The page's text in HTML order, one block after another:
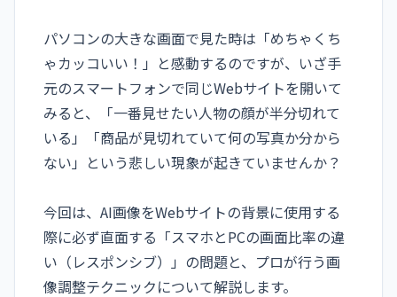
パソコンの大きな画面で見た時は「めちゃくち
ゃカッコいい！」と感動するのですが、いざ手
元のスマートフォンで同じWebサイトを開いて
みると、「一番見せたい人物の顔が半分切れて
いる」「商品が見切れていて何の写真か分から
ない」という悲しい現象が起きていませんか？
今回は、AI画像をWebサイトの背景に使用する
際に必ず直面する「スマホとPCの画面比率の違
い（レスポンシブ）」の問題と、プロが行う画
像調整テクニックについて解説します。